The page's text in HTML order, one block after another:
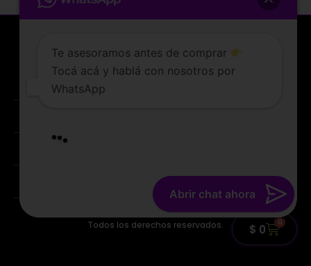
$ 0 0
La tienda de vapeo mejor valorada de Uruguay.
TERMINOS Y CONDICIONES
© 2022 TIENDAVAPER.UY
Todos los derechos reservados.
Te asesoramos antes de comprar
Tocá acá y hablá con nosotros por
WhatsApp
Abrir chat ahora